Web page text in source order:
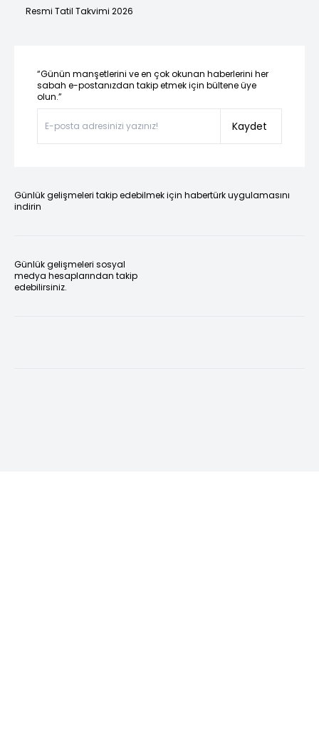
Resmi Tatil Takvimi 2026
“Günün manşetlerini ve en çok okunan haberlerini her
sabah e-postanızdan takip etmek için bültene üye
olun.”
Kaydet
Günlük gelişmeleri takip edebilmek için habertürk uygulamasını
indirin
Günlük gelişmeleri sosyal
medya hesaplarından takip
edebilirsiniz.